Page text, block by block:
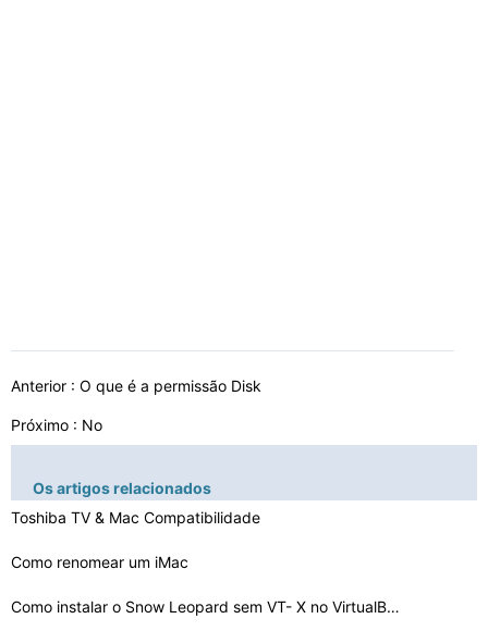
Anterior : O que é a permissão Disk
Próximo : No
Os artigos relacionados
Toshiba TV & Mac Compatibilidade
Como renomear um iMac
Como instalar o Snow Leopard sem VT- X no VirtualBox